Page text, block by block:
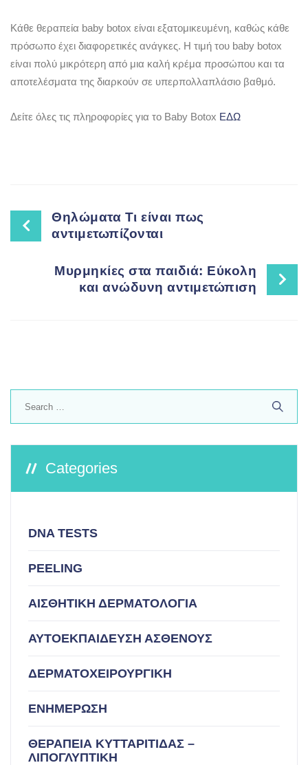
Κάθε θεραπεία baby botox είναι εξατομικευμένη, καθώς κάθε
πρόσωπο έχει διαφορετικές ανάγκες. Η τιμή του baby botox
είναι πολύ μικρότερη από μια καλή κρέμα προσώπου και τα
αποτελέσματα της διαρκούν σε υπερπολλαπλάσιο βαθμό.
Δείτε όλες τις πληροφορίες για το Baby Botox ΕΔΩ
Post
navigation
Θηλώματα Τι είναι πως
αντιμετωπίζονται
Μυρμηκίες στα παιδιά: Εύκολη
και ανώδυνη αντιμετώπιση
Categories
DNA TESTS
PEELING
ΑΙΣΘΗΤΙΚΗ ΔΕΡΜΑΤΟΛΟΓΙΑ
ΑΥΤΟΕΚΠΑΙΔΕΥΣΗ ΑΣΘΕΝΟΥΣ
ΔΕΡΜΑΤΟΧΕΙΡΟΥΡΓΙΚΗ
ΕΝΗΜΕΡΩΣΗ
ΘΕΡΑΠΕΙΑ ΚΥΤΤΑΡΙΤΙΔΑΣ –
ΛΙΠΟΓΛΥΠΤΙΚΗ